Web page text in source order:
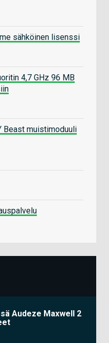
sähköinen lisenssi
4,7 GHz 96 MB
Beast muistimoduuli
Audeze Maxwell 2